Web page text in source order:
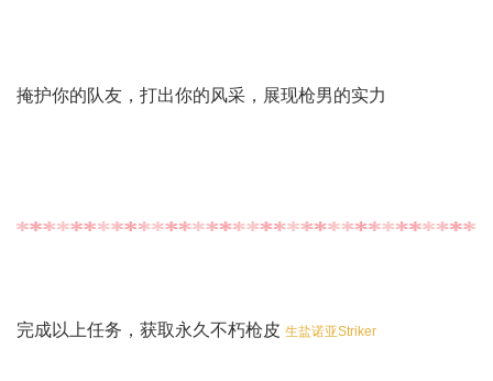
掩护你的队友，打出你的风采，展现枪男的实力
完成以上任务，获取永久不朽枪皮 生盐诺亚Striker